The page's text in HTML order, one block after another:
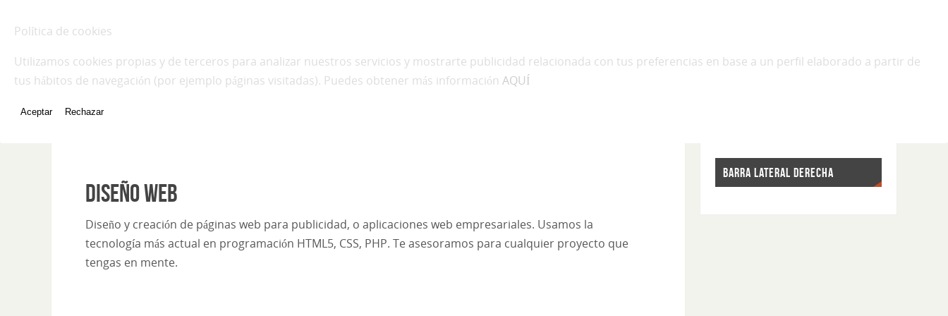
NO-LIMITS WEB DESIGN
INICIO
Diseño web
Diseño y creación de páginas web para publicidad, o aplicaciones web empresariales. Usamos la
tecnología más actual en programación HTML5, CSS, PHP. Te asesoramos para cualquier proyecto que
tengas en mente.
BARRA LATERAL DERECHA
Política de cookies
Utilizamos cookies propias y de terceros para analizar nuestros servicios y mostrarte publicidad relacionada con tus preferencias en base a un perfil elaborado a partir de
tus hábitos de navegación (por ejemplo páginas visitadas). Puedes obtener más información AQUÍ
Aceptar Rechazar